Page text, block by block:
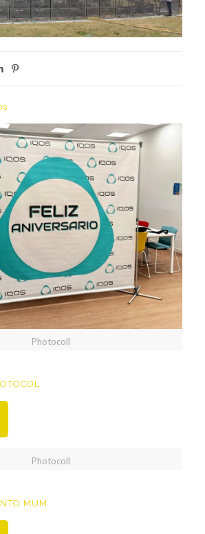
Photocoll
Photocoll
MUM